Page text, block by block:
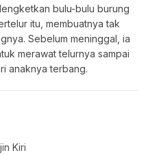
bulu-bulu burung
itu, membuatnya tak
Sebelum meninggal, ia
merawat telurnya sampai
anaknya terbang.
Kiri